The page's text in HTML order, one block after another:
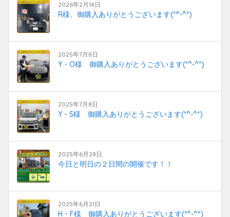
2026年2月14日
R様、御購入ありがとうございます(*^-^*)
2025年7月8日
Y・O様 御購入ありがとうございます(*^-^*)
2025年7月8日
Y・S様 御購入ありがとうございます(*^-^*)
2025年6月28日
今日と明日の２日間の開催です！！
2025年6月21日
H・F様 御購入ありがとうございます(*^-^*)